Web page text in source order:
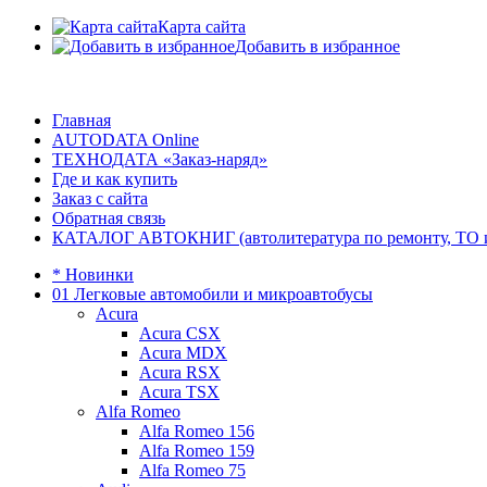
Карта сайта
Добавить в избранное
Главная
AUTODATA Online
ТЕХНОДАТА «Заказ-наряд»
Где и как купить
Заказ с сайта
Обратная связь
КАТАЛОГ АВТОКНИГ (автолитература по ремонту, ТО и
* Новинки
01 Легковые автомобили и микроавтобусы
Acura
Acura CSX
Acura MDX
Acura RSX
Acura TSX
Alfa Romeo
Alfa Romeo 156
Alfa Romeo 159
Alfa Romeo 75